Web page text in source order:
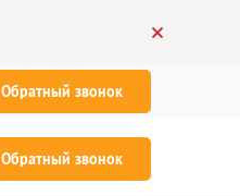
Обратный звонок
Обратный звонок